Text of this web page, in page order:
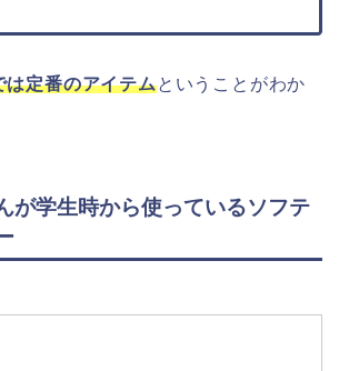
は定番のアイテムということがわか
が学生時から使っているソフテ